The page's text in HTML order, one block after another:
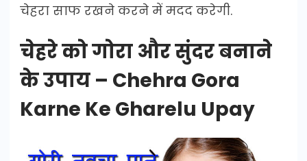
चेहरा साफ रखने करने में मदद करेगी.
चेहरे को गोरा और सुंदर बनाने
के उपाय – Chehra Gora
Karne Ke Gharelu Upay